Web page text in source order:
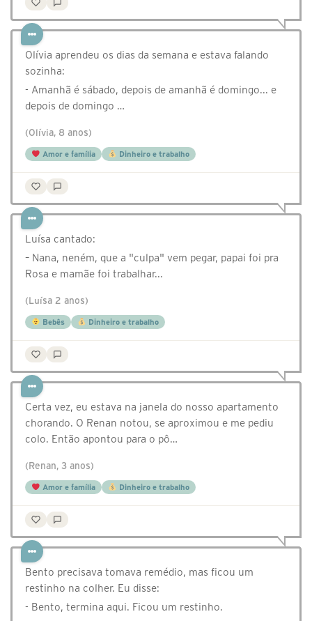
⁣Olívia aprendeu os dias da semana e estava falando
sozinha:
- Amanhã é sábado, depois de amanhã é domingo... e
depois de domingo …
(Olívia, 8 anos)
Amor e família Dinheiro e trabalho
Luísa cantado:
– Nana, neném, que a "culpa" vem pegar, papai foi pra
Rosa e mamãe foi trabalhar...
(Luísa 2 anos)
Bebês Dinheiro e trabalho
Certa vez, eu estava na janela do nosso apartamento
chorando. O Renan notou, se aproximou e me pediu
colo. Então apontou para o pô…
(Renan, 3 anos)
Amor e família Dinheiro e trabalho
Bento precisava tomava remédio, mas ficou um
restinho na colher. Eu disse:
- Bento, termina aqui. Ficou um restinho.